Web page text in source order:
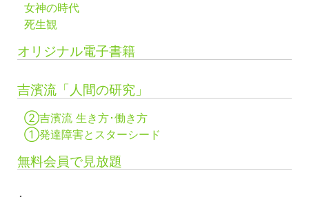
女神の時代
死生観
オリジナル電子書籍
吉濱流「人間の研究」
②吉濱流 生き方･働き方
①発達障害とスターシード
無料会員で見放題